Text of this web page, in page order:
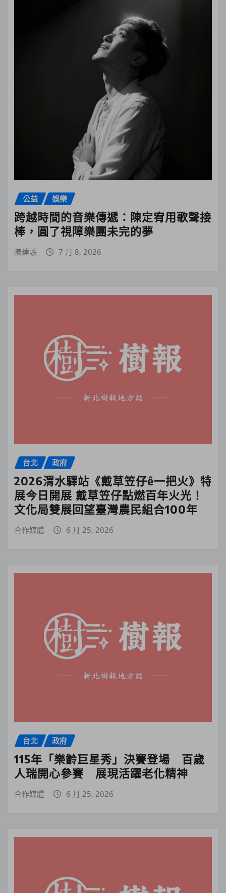
公益 娛樂
跨越時間的音樂傳遞：陳定宥用歌聲接
棒，圓了視障樂團未完的夢
陳建融 7 月 8, 2026
台北 政府
2026渭水驛站《戴草笠仔ê一把火》特
展今日開展 戴草笠仔點燃百年火光！
文化局雙展回望臺灣農民組合100年
合作媒體 6 月 25, 2026
台北 政府
115年「樂齡巨星秀」決賽登場 百歲
人瑞開心參賽 展現活躍老化精神
合作媒體 6 月 25, 2026